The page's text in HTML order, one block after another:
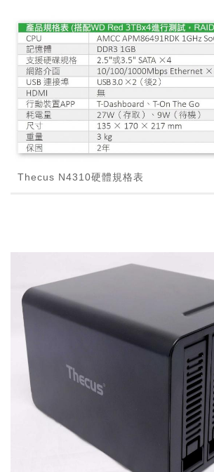
Thecus N4310硬體規格表